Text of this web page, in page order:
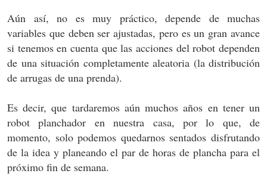
Aún así, no es muy práctico, depende de muchas
variables que deben ser ajustadas, pero es un gran avance
si tenemos en cuenta que las acciones del robot dependen
de una situación completamente aleatoria (la distribución
de arrugas de una prenda).
Es decir, que tardaremos aún muchos años en tener un
robot planchador en nuestra casa, por lo que, de
momento, solo podemos quedarnos sentados disfrutando
de la idea y planeando el par de horas de plancha para el
próximo fin de semana.